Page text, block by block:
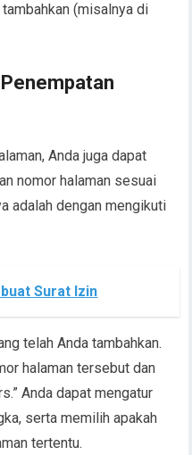
(misalnya di
Anda juga dapat
nomor halaman sesuai
adalah dengan mengikuti
Surat Izin
telah Anda tambahkan.
halaman tersebut dan
Anda dapat mengatur
serta memilih apakah
tertentu.